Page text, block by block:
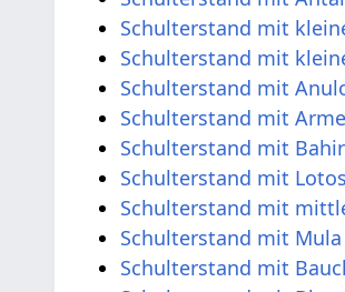
Schulterstand mit
Schulterstand mit
Schulterstand mit
Schulterstand mit
Schulterstand mit
Schulterstand mit Lotos
Schulterstand mit
Schulterstand mit
Schulterstand mit